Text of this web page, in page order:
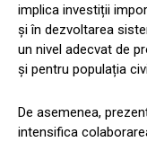
implica investiții
și în dezvoltarea
un nivel adecvat de
și pentru populația
De asemenea,
intensifica